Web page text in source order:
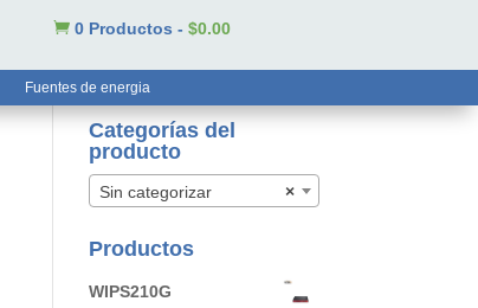
 0 Productos - $0.00
Fuentes de energia
Categorías del
producto
×
Sin categorizar
Productos
WIPS210G